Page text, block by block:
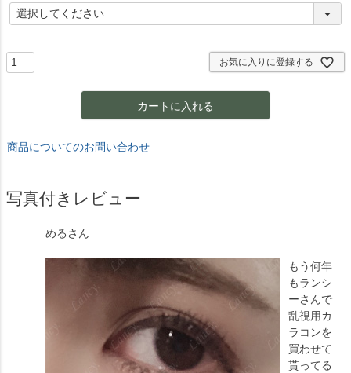
(
お気に入りに登録する
カートに入れる
商品についてのお問い合わせ
写真付きレビュー
める さん
もう何年
もランシ
ーさんで
乱視用カ
ラコンを
買わせて
貰ってる